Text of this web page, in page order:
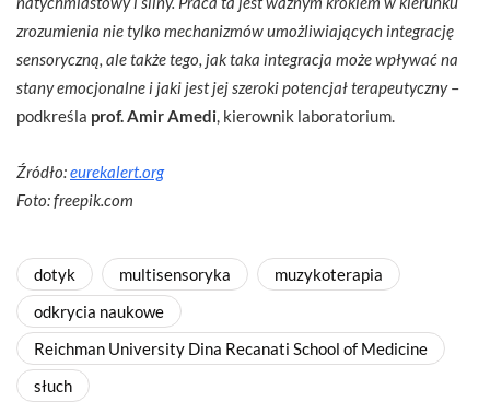
zrozumienia nie tylko mechanizmów umożliwiających integrację
sensoryczną, ale także tego, jak taka integracja może wpływać na
stany emocjonalne i jaki jest jej szeroki potencjał terapeutyczny–
podkreśla prof. Amir Amedi , kierownik laboratorium.
Źródło:eurekalert.org
Foto: freepik.com
dotyk multisensoryka
muzykoterapia
odkrycia naukowe
Reichman University Dina Recanati School of Medicine
słuch